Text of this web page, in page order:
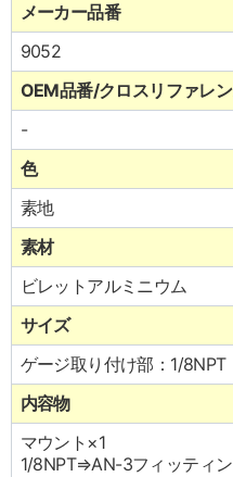
メーカー品番
9052
OEM品番/クロスリファレ
-
色
素地
素材
ビレットアルミニウム
サイズ
ゲージ取り付け部：1/8NPT
内容物
マウント×1
1/8NPT⇒AN-3フィッティ